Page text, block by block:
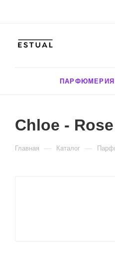
ПАРФЮМЕРИЯ
Chloe -
Главная — Каталог —